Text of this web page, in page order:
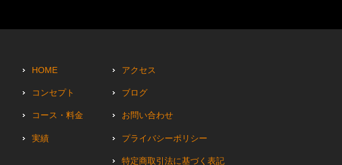
HOME
コンセプト
コース・料金
実績
アクセス
ブログ
お問い合わせ
プライバシーポリシー
特定商取引法に基づく表記